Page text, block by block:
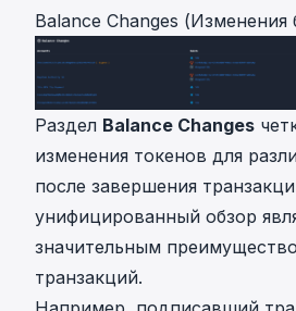
Balance Changes (Изменения
Раздел Balance Changes
изменения токенов для
после завершения
унифицированный обзор
значительным
транзакций.